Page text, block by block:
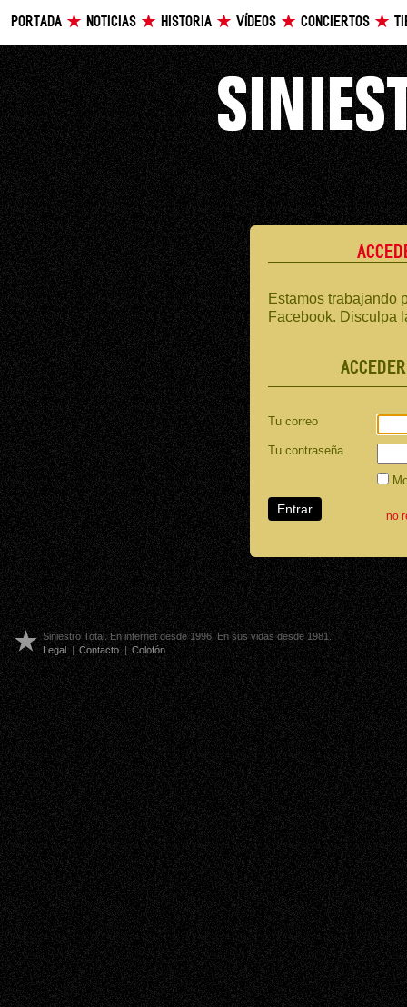
PORTADA NOTICIAS HISTORIA VÍDEOS CONCIERTOS
Estamos trabajando
Facebook. Disculpa
Tu correo
Tu contraseña
no
Siniestro Total. En internet desde 1996. En sus vidas desde 1981.
Legal | Contacto | Colofón